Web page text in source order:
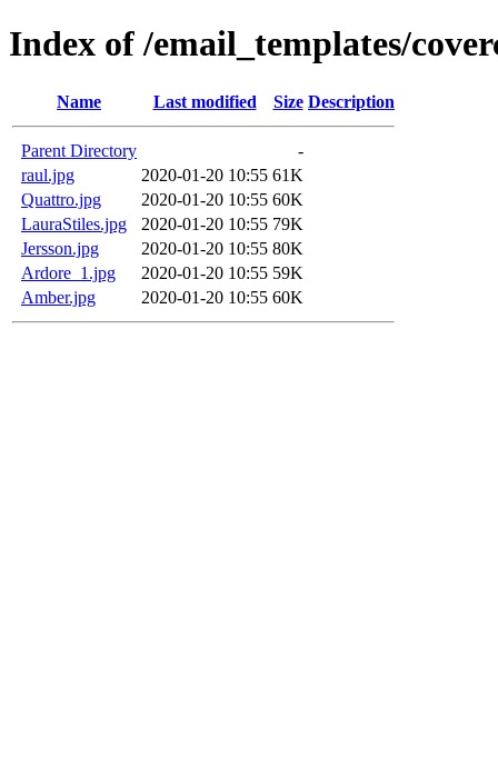
Index of /email_templates/
Name Last modified Size Description
Parent Directory
-
raul.jpg
2020-01-20 10:55 61K
Quattro.jpg
2020-01-20 10:55 60K
LauraStiles.jpg
2020-01-20 10:55 79K
Jersson.jpg
2020-01-20 10:55 80K
Ardore_1.jpg
2020-01-20 10:55 59K
Amber.jpg
2020-01-20 10:55 60K